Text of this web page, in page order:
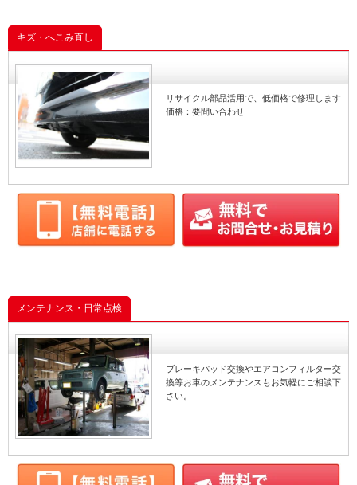
「高橋自動車整備」を選
んでいただいたのは正解
です！ ちなみにこの写メ
は、お客様が高橋自動車
整備のホームページに送
ってくれたものです
お値打
鈑金修理
岡崎市
フェイスブック
インスタグラム
Facebook
インスタ
整備
修理
｀) 覚悟を決めて、ブレー
キローターを外しての作
業となりました
インスタグラム
Instagram
ABSセンサー
ダイナ
岡崎市
ろ！て値段設定の安
ました！ これは自分
いるクルマがありま
軽自動車
整備
キズ・へこみ直し
リサイクル部品活用で、低価格で修理します
価格：要問い合わせ
メンテナンス・日常点検
ブレーキパッド交換やエアコンフィルター交
換等お車のメンテナンスもお気軽にご相談下
さい。